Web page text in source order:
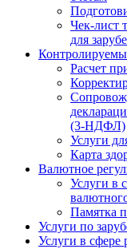
Чек-лист
для
Расчет
(3-НДФЛ)
Услуги
Карта
Валютное
Услуги в
Памятка
Услуги по
Услуги в сфере